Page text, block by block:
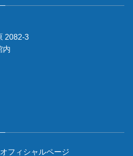
2082-3
内
フィシャルページ